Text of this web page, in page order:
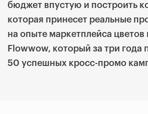
бюджет впустую и построить
которая принесет реальные
на опыте маркетплейса цветов
Flowwow, который за три года
50 успешных кросс-промо